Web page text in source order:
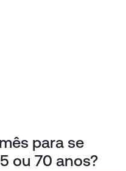
para se
ou 70 anos?